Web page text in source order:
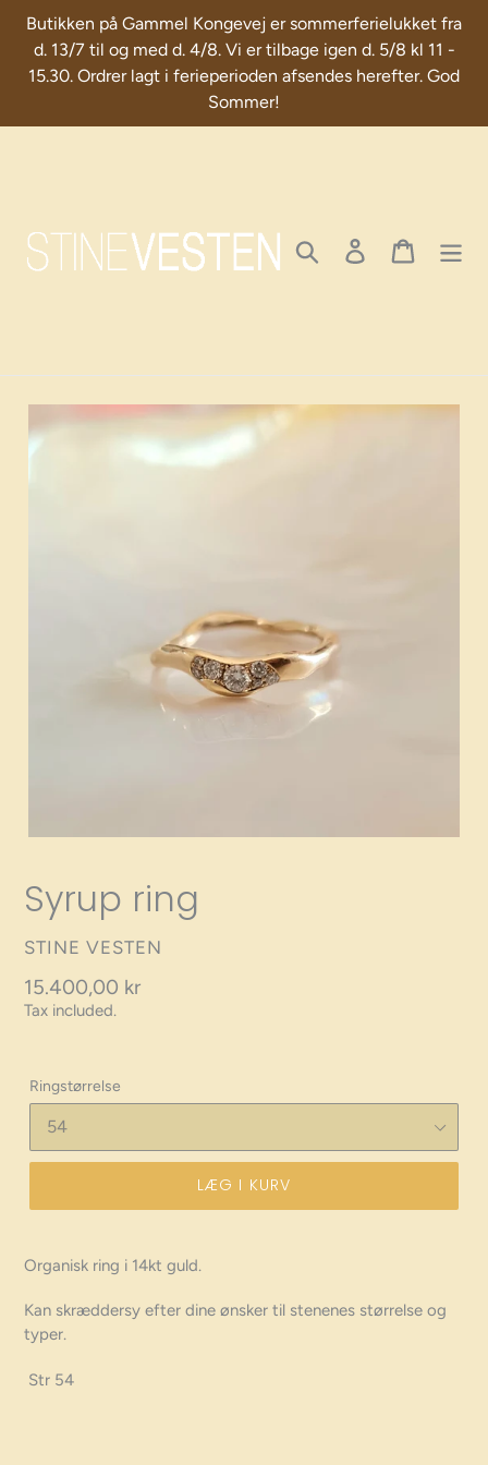
Skip
content
Butikken på Gammel Kongevej er sommerferielukket fra
d. 13/7 til og med d. 4/8. Vi er tilbage igen d. 5/8 kl 11 -
15.30. Ordrer lagt i ferieperioden afsendes herefter. God
Sommer!
Search Log in Cart
Syrup ring
VENDOR
STINE VESTEN
Regular
price
15.400,00 kr
Tax included.
Ringstørrelse
LÆG I KURV
Organisk ring i 14kt guld.
Kan skræddersy efter dine ønsker til stenenes størrelse og
typer.
Str 54